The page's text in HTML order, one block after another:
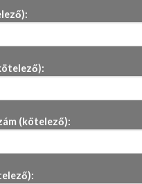
(kötelező):